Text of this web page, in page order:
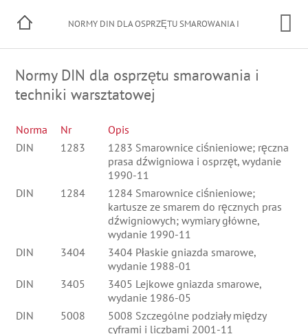
NORMY DIN DLA OSPRZĘTU SMAROWANIA I
TECHNIKI WARSZTATOWEJ
Normy DIN dla osprzętu smarowania i
techniki warsztatowej
Norma Nr
Opis
DIN
1283
1283 Smarownice ciśnieniowe; ręczna
prasa dźwigniowa i osprzęt, wydanie
1990-11
DIN
1284
1284 Smarownice ciśnieniowe;
kartusze ze smarem do ręcznych pras
dźwigniowych; wymiary główne,
wydanie 1990-11
DIN
3404
3404 Płaskie gniazda smarowe,
wydanie 1988-01
DIN
3405
3405 Lejkowe gniazda smarowe,
wydanie 1986-05
DIN
5008
5008 Szczególne podziały między
cyframi i liczbami 2001-11